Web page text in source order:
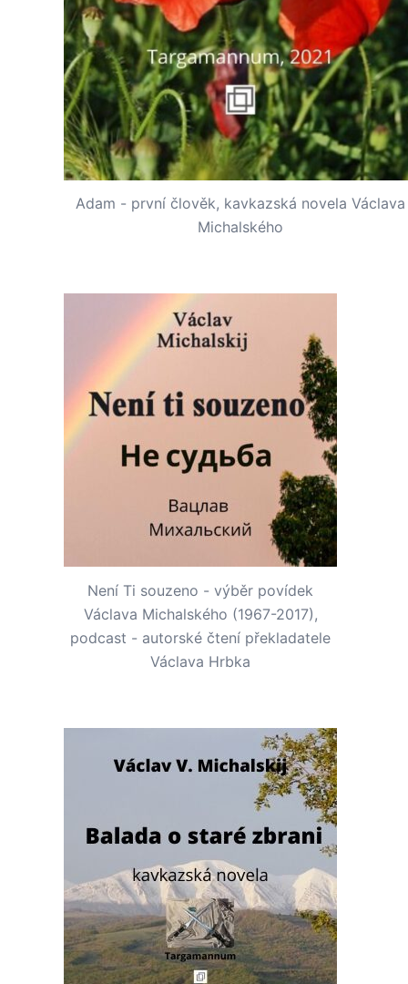
Adam - první člověk, kavkazská novela Václava
Michalského
Není Ti souzeno - výběr povídek
Václava Michalského (1967-2017),
podcast - autorské čtení překladatele
Václava Hrbka